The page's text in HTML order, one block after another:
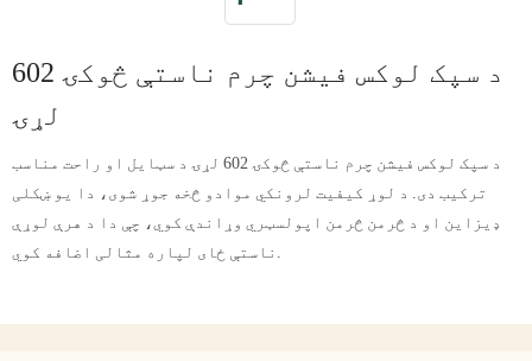
د سپک لوکس فیشن چرم ناستې څوکۍ 602
لړۍ
د سپک لوکس فیشن چرم ناستې څوکۍ 602 لړۍ د سټایل او راحت مناسب
ترکیب دی. د لوړ کیفیت لرونکي موادو څخه جوړ شوی، دا یو ښکلی
ډیزاین او د څرمن څرمن اپولسټري وړاندې کوي، چې دا د هرې لوړې
ناستې ځای لپاره مثالی اضافه کوي.